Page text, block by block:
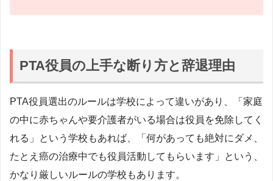
PTA役員の上手な断り方と辞退理由
PTA役員選出のルールは学校によって違いがあり、「家庭
の中に赤ちゃんや要介護者がいる場合は役員を免除してく
れる」という学校もあれば、「何があっても絶対にダメ、
たとえ癌の治療中でも役員活動してもらいます」という、
かなり厳しいルールの学校もあります。